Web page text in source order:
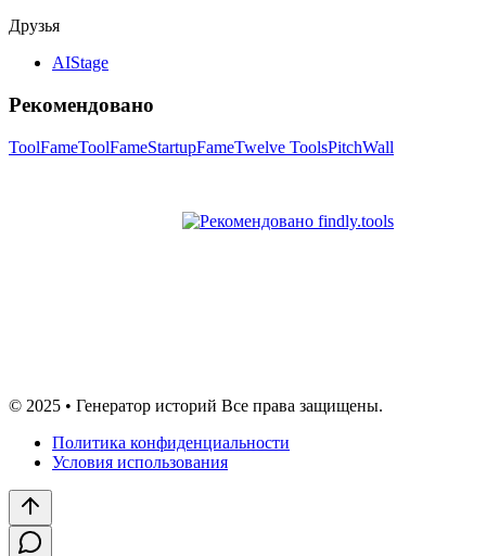
Друзья
AIStage
Рекомендовано
ToolFameToolFameStartupFameTwelve ToolsPitchWall
© 2025 • Генератор историй Все права защищены.
Политика конфиденциальности
Условия использования